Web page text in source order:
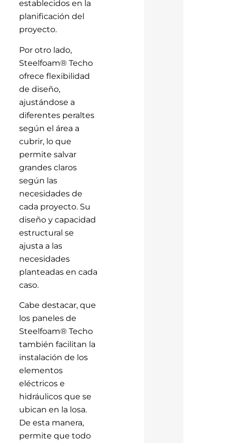
establecidos en la
planificación del
proyecto.
Por otro lado,
Steelfoam® Techo
ofrece flexibilidad
de diseño,
ajustándose a
diferentes peraltes
según el área a
cubrir, lo que
permite salvar
grandes claros
según las
necesidades de
cada proyecto. Su
diseño y capacidad
estructural se
ajusta a las
necesidades
planteadas en cada
caso.
Cabe destacar, que
los paneles de
Steelfoam® Techo
también facilitan la
instalación de los
elementos
eléctricos e
hidráulicos que se
ubican en la losa.
De esta manera,
permite que todo